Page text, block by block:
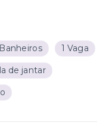
1 Vaga
de jantar